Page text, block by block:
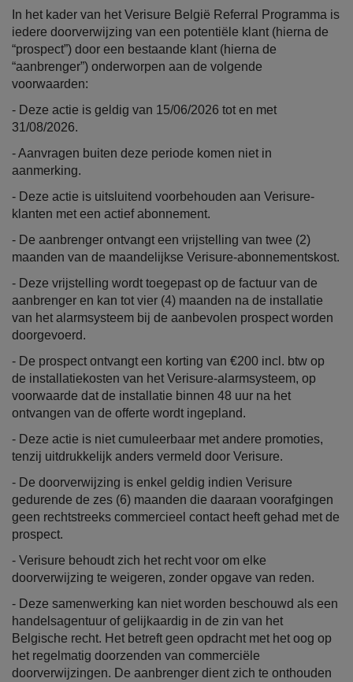
In het kader van het Verisure België Referral Programma is
iedere doorverwijzing van een potentiële klant (hierna de
“prospect”) door een bestaande klant (hierna de
“aanbrenger”) onderworpen aan de volgende
voorwaarden:
- Deze actie is geldig van 15/06/2026 tot en met
31/08/2026.
- Aanvragen buiten deze periode komen niet in
aanmerking.
- Deze actie is uitsluitend voorbehouden aan Verisure-
klanten met een actief abonnement.
- De aanbrenger ontvangt een vrijstelling van twee (2)
maanden van de maandelijkse Verisure-abonnementskost.
- Deze vrijstelling wordt toegepast op de factuur van de
aanbrenger en kan tot vier (4) maanden na de installatie
van het alarmsysteem bij de aanbevolen prospect worden
doorgevoerd.
- De prospect ontvangt een korting van €200 incl. btw op
de installatiekosten van het Verisure-alarmsysteem, op
voorwaarde dat de installatie binnen 48 uur na het
ontvangen van de offerte wordt ingepland.
- Deze actie is niet cumuleerbaar met andere promoties,
tenzij uitdrukkelijk anders vermeld door Verisure.
- De doorverwijzing is enkel geldig indien Verisure
gedurende de zes (6) maanden die daaraan voorafgingen
geen rechtstreeks commercieel contact heeft gehad met de
prospect.
- Verisure behoudt zich het recht voor om elke
doorverwijzing te weigeren, zonder opgave van reden.
- Deze samenwerking kan niet worden beschouwd als een
handelsagentuur of gelijkaardig in de zin van het
Belgische recht. Het betreft geen opdracht met het oog op
het regelmatig doorzenden van commerciële
doorverwijzingen. De aanbrenger dient zich te onthouden